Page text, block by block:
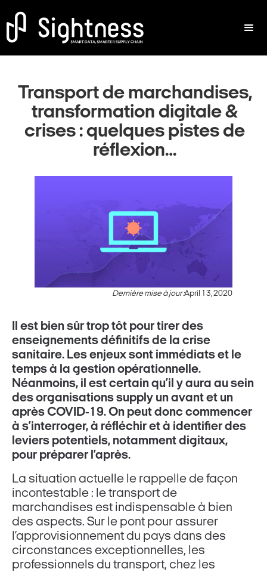
Transport de marchandises,
transformation digitale &
crises : quelques pistes de
réflexion…
Dernière mise à jour :April 13, 2020
Il est bien sûr trop tôt pour tirer des
enseignements définitifs de la crise
sanitaire. Les enjeux sont immédiats et le
temps à la gestion opérationnelle.
Néanmoins, il est certain qu’il y aura au sein
des organisations supply un avant et un
après COVID-19. On peut donc commencer
à s’interroger, à réfléchir et à identifier des
leviers potentiels, notamment digitaux,
pour préparer l’après.
La situation actuelle le rappelle de façon
incontestable : le transport de
marchandises est indispensable à bien
des aspects. Sur le pont pour assurer
l’approvisionnement du pays dans des
circonstances exceptionnelles, les
professionnels du transport, chez les